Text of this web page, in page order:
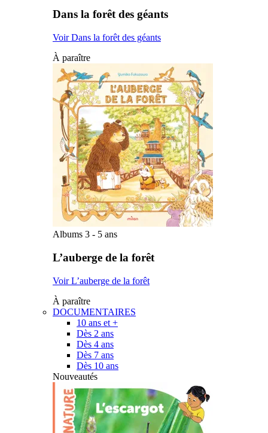
Dans la forêt des géants
Voir Dans la forêt des géants
À paraître
Albums 3 - 5 ans
L’auberge de la forêt
Voir L’auberge de la forêt
À paraître
DOCUMENTAIRES
10 ans et +
Dès 2 ans
Dès 4 ans
Dès 7 ans
Dès 10 ans
Nouveautés